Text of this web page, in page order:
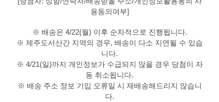
용동의여부]
※ 배송은 4/22(월) 이후 순차적으로 진행됩니다.
※ 제주도서산간 지역의 경우, 배송이 다소 지연될 수 있습
니다.
※ 4/21(일)까지 개인정보가 수급되지 않을 경우 당첨이 자
동 취소됩니다.
※ 배송 주소 정보 기입 오류일 시 재배송해드리지 않습니
다.